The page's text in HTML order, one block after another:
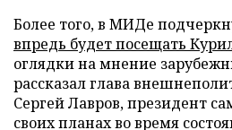
Более того, в МИДе
впредь будет посещать
оглядки на мнение
рассказал глава
Сергей Лавров, президент
своих планах во время